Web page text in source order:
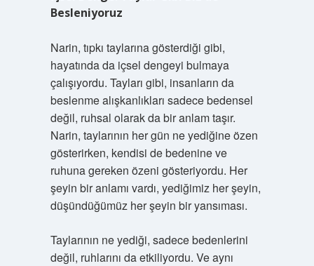
Besleniyoruz
Narin, tıpkı taylarına gösterdiği gibi,
hayatında da içsel dengeyi bulmaya
çalışıyordu. Tayları gibi, insanların da
beslenme alışkanlıkları sadece bedensel
değil, ruhsal olarak da bir anlam taşır.
Narin, taylarının her gün ne yediğine özen
gösterirken, kendisi de bedenine ve
ruhuna gereken özeni gösteriyordu. Her
şeyin bir anlamı vardı, yediğimiz her şeyin,
düşündüğümüz her şeyin bir yansıması.
Taylarının ne yediği, sadece bedenlerini
değil, ruhlarını da etkiliyordu. Ve aynı